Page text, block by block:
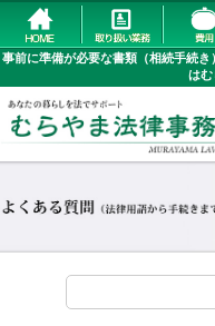
事前に準備が必要な書類（相続手続
はむ